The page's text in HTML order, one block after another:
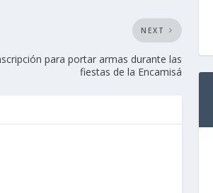
NEXT
para portar armas durante las
fiestas de la Encamisá